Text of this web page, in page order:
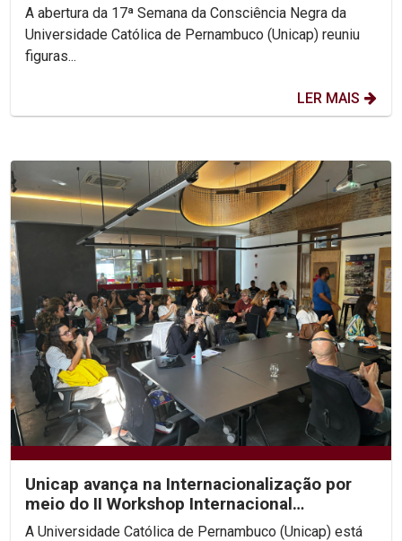
protagonismo do...
A abertura da 17ª Semana da Consciência Negra da
Universidade Católica de Pernambuco (Unicap) reuniu
figuras...
LER MAIS
Unicap avança na Internacionalização por
meio do II Workshop Internacional
Multidisciplinar...
A Universidade Católica de Pernambuco (Unicap) está